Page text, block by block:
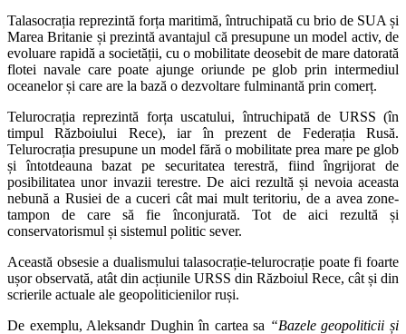
Talasocrația reprezintă forța maritimă, întruchipată cu brio de SUA și
Marea Britanie și prezintă avantajul că presupune un model activ, de
evoluare rapidă a societății, cu o mobilitate deosebit de mare datorată
flotei navale care poate ajunge oriunde pe glob prin intermediul
oceanelor și care are la bază o dezvoltare fulminantă prin comerț.
Telurocrația reprezintă forța uscatului, întruchipată de URSS (în
timpul Războiului Rece), iar în prezent de Federația Rusă.
Telurocrația presupune un model fără o mobilitate prea mare pe glob
și întotdeauna bazat pe securitatea terestră, fiind îngrijorat de
posibilitatea unor invazii terestre. De aici rezultă și nevoia aceasta
nebună a Rusiei de a cuceri cât mai mult teritoriu, de a avea zone-
tampon de care să fie înconjurată. Tot de aici rezultă și
conservatorismul și sistemul politic sever.
Această obsesie a dualismului talasocrație-telurocrație poate fi foarte
ușor observată, atât din acțiunile URSS din Războiul Rece, cât și din
scrierile actuale ale geopoliticienilor ruși.
De exemplu, Aleksandr Dughin în cartea sa “Bazele geopoliticii și